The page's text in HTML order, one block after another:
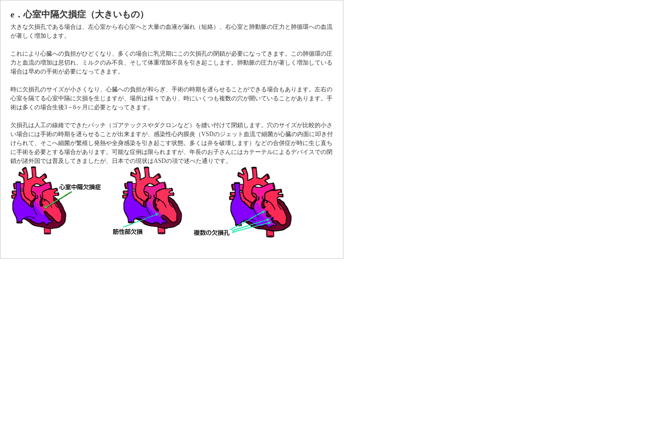
e．心室中隔欠損症（大きいもの）
大きな欠損孔である場合は、左心室から右心室へと大量の血液が漏れ（短絡）、右心室と肺動脈の圧力と肺循環への血流
が著しく増加します。
これにより心臓への負担がひどくなり、多くの場合に乳児期にこの欠損孔の閉鎖が必要になってきます。この肺循環の圧
力と血流の増加は息切れ、ミルクのみ不良、そして体重増加不良を引き起こします。肺動脈の圧力が著しく増加している
場合は早めの手術が必要になってきます。
時に欠損孔のサイズが小さくなり、心臓への負担が和らぎ、手術の時期を遅らせることができる場合もあります。左右の
心室を隔てる心室中隔に欠損を生じますが、場所は様々であり、時にいくつも複数の穴が開いていることがあります。手
術は多くの場合生後3－6ヶ月に必要となってきます。
欠損孔は人工の線維でできたパッチ（ゴアテックスやダクロンなど）を縫い付けて閉鎖します。穴のサイズが比較的小さ
い場合には手術の時期を遅らせることが出来ますが、感染性心内膜炎（VSDのジェット血流で細菌が心臓の内面に叩き付
けられて、そこへ細菌が繁殖し発熱や全身感染を引き起こす状態。多くは弁を破壊します）などの合併症が時に生じ直ち
に手術を必要とする場合があります。可能な症例は限られますが、年長のお子さんにはカテーテルによるデバイスでの閉
鎖が諸外国では普及してきましたが、日本での現状はASDの項で述べた通りです。